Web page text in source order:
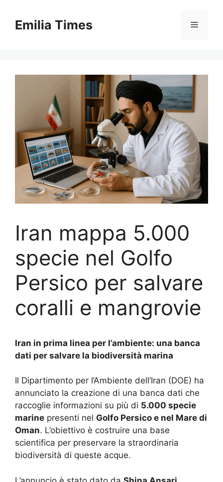
contentEmilia Times Menu
Iran mappa 5.000
specie nel Golfo
Persico per salvare
coralli e mangrovie
Iran in prima linea per l’ambiente: una banca
dati per salvare la biodiversità marina
Il Dipartimento per l’Ambiente dell’Iran (DOE) ha
annunciato la creazione di una banca dati che
raccoglie informazioni su più di 5.000 specie
marine presenti nel Golfo Persico e nel Mare di
Oman. L’obiettivo è costruire una base
scientifica per preservare la straordinaria
biodiversità di queste acque.